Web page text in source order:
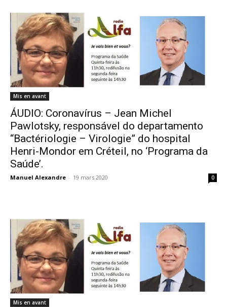
Mis en avant
ÁUDIO: Coronavírus – Jean Michel
Pawlotsky, responsável do departamento
“Bactériologie – Virologie” do hospital
Henri-Mondor em Créteil, no ‘Programa da
Saúde’.
Manuel Alexandre - 19 mars 2020 0
Mis en avant